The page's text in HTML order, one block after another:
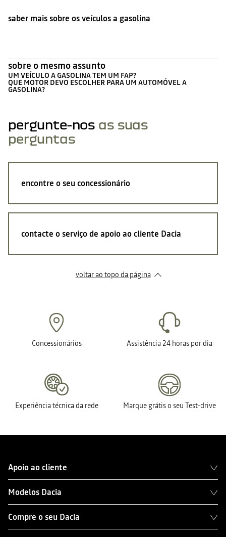
saber mais sobre os veículos a gasolina
sobre o mesmo assunto
UM VEÍCULO A GASOLINA TEM UM FAP?
QUE MOTOR DEVO ESCOLHER PARA UM AUTOMÓVEL A
GASOLINA?
pergunte-nos as suas
perguntas
encontre o seu concessionário
contacte o serviço de apoio ao cliente Dacia
voltar ao topo da página
Concessionários Assistência 24 horas por dia
Experiência técnica da rede Marque grátis o seu Test-drive
Apoio ao cliente
Modelos Dacia
Compre o seu Dacia